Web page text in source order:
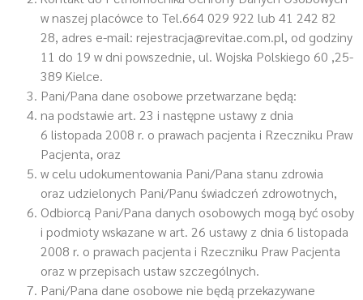
w naszej placówce to Tel.664 029 922 lub 41 242 82
28, adres e-mail: rejestracja@revitae.com.pl, od godziny
11 do 19 w dni powszednie, ul. Wojska Polskiego 60 ,25-
389 Kielce.
Pani/Pana dane osobowe przetwarzane będą:
na podstawie art. 23 i następne ustawy z dnia
6 listopada 2008 r. o prawach pacjenta i Rzeczniku Praw
Pacjenta, oraz
w celu udokumentowania Pani/Pana stanu zdrowia
oraz udzielonych Pani/Panu świadczeń zdrowotnych,
Odbiorcą Pani/Pana danych osobowych mogą być osoby
i podmioty wskazane w art. 26 ustawy z dnia 6 listopada
2008 r. o prawach pacjenta i Rzeczniku Praw Pacjenta
oraz w przepisach ustaw szczególnych.
Pani/Pana dane osobowe nie będą przekazywane